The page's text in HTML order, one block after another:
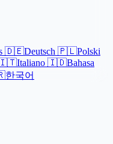
🇩🇪Deutsch 🇵🇱Polski
Italiano 🇮🇩Bahasa
한국어